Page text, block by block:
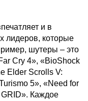
и в
лидеров, которые
шутеры – это
Cry 4», «BioShock
Elder Scrolls V:
5», «Need for
Каждое